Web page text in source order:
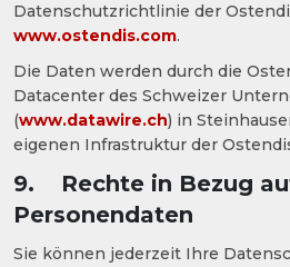
Datenschutzrichtlinie der
www.ostendis.com.
Die Daten werden durch die
Datacenter des Schweizer
(www.datawire.ch) in
eigenen Infrastruktur der
9. Rechte in Bezug
Personendaten
Sie können jederzeit Ihre